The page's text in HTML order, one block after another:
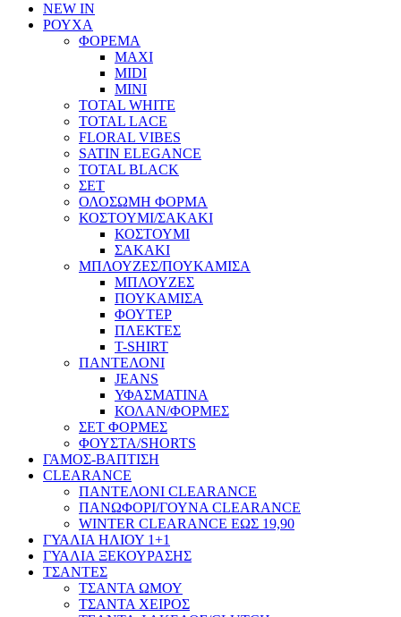
NEW IN
ΡΟΥΧΑ
ΦΟΡΕΜΑ
MAXI
MIDI
MINI
TOTAL WHITE
TOTAL LACE
FLORAL VIBES
SATIN ELEGANCE
TOTAL BLACK
ΣΕΤ
ΟΛΟΣΩΜΗ ΦΟΡΜΑ
ΚΟΣΤΟΥΜΙ/ΣΑΚΑΚΙ
ΚΟΣΤΟΥΜΙ
ΣΑΚΑΚΙ
ΜΠΛΟΥΖΕΣ/ΠΟΥΚΑΜΙΣΑ
ΜΠΛΟΥΖΕΣ
ΠΟΥΚΑΜΙΣΑ
ΦΟΥΤΕΡ
ΠΛΕΚΤΕΣ
T-SHIRT
ΠΑΝΤΕΛΟΝΙ
JEANS
ΥΦΑΣΜΑΤΙΝΑ
ΚΟΛΑΝ/ΦΟΡΜΕΣ
ΣΕΤ ΦΟΡΜΕΣ
ΦΟΥΣΤΑ/SHORTS
ΓΑΜΟΣ-ΒΑΠΤΙΣΗ
CLEARANCE
ΠΑΝΤΕΛΟΝΙ CLEARANCE
ΠΑΝΩΦΟΡΙ/ΓΟΥΝΑ CLEARANCE
WINTER CLEARANCE ΕΩΣ 19,90
ΓΥΑΛΙΑ ΗΛΙΟΥ 1+1
ΓΥΑΛΙΑ ΞΕΚΟΥΡΑΣΗΣ
ΤΣΑΝΤΕΣ
ΤΣΑΝΤΑ ΩΜΟΥ
ΤΣΑΝΤΑ ΧΕΙΡΟΣ